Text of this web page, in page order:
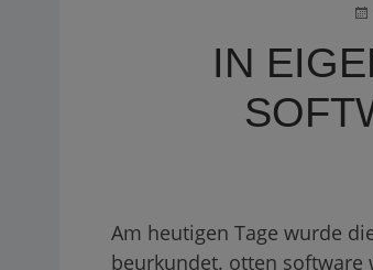
IN
Am heutigen Tage wurde
beurkundet. otten software